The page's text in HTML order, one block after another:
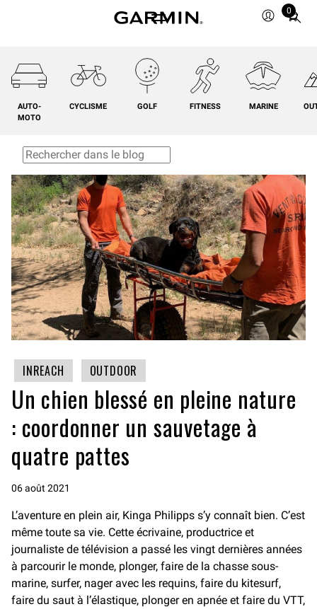
0
Total
AUTO-
MOTO
CYCLISME GOLF FITNESS MARINE
INREACH OUTDOOR
Un chien blessé en pleine nature
: coordonner un sauvetage à
quatre pattes
06 août 2021
L’aventure en plein air, Kinga Philipps s’y connaît bien. C’est
même toute sa vie. Cette écrivaine, productrice et
journaliste de télévision a passé les vingt dernières années
à parcourir le monde, plonger, faire de la chasse sous-
marine, surfer, nager avec les requins, faire du kitesurf,
faire du saut à l’élastique, plonger en apnée et faire du VTT,